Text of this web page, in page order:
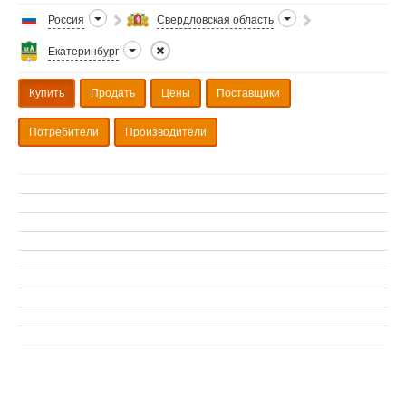
Россия Свердловская область
Екатеринбург
Купить Продать Цены Поставщики
Потребители Производители